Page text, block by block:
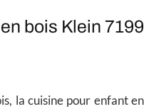
bois Klein
la cuisine pour enfant en